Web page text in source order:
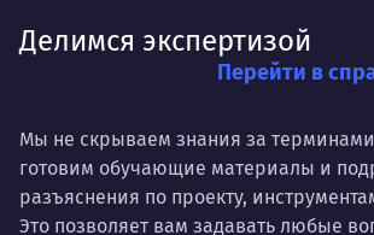
Делимся экспертизой
Перейти в
Мы не скрываем знания за
готовим обучающие материалы и
разъяснения по проекту,
Это позволяет вам задавать любые